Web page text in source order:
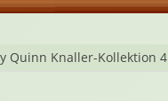
Quinn Knaller-Kollektion 4